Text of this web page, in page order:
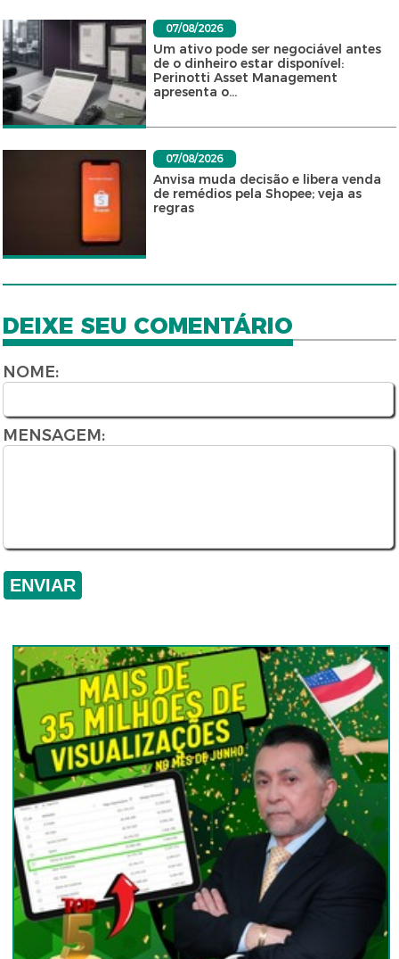
07/08/2026
Um ativo pode ser negociável antes
de o dinheiro estar disponível:
Perinotti Asset Management
apresenta o...
07/08/2026
Anvisa muda decisão e libera venda
de remédios pela Shopee; veja as
regras
DEIXE SEU COMENTÁRIO
NOME:
MENSAGEM: